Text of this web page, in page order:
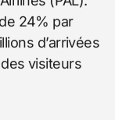
24% par
d’arrivées
visiteurs